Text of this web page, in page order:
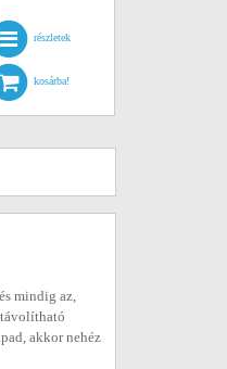
részletek
kosárba!
mindig az,
akkor nehéz